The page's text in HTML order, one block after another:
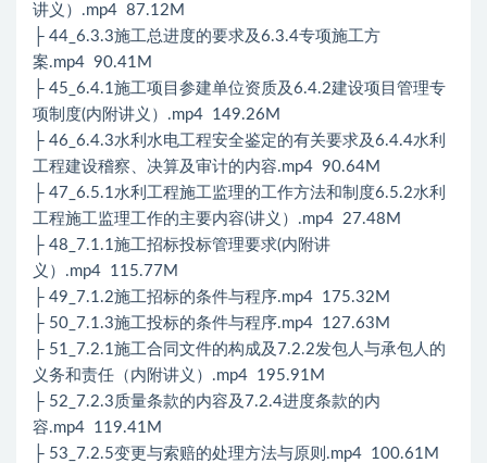
讲义）.mp4 87.12M
├ 44_6.3.3施工总进度的要求及6.3.4专项施工方
案.mp4 90.41M
├ 45_6.4.1施工项目参建单位资质及6.4.2建设项目管理专
项制度(内附讲义）.mp4 149.26M
├ 46_6.4.3水利水电工程安全鉴定的有关要求及6.4.4水利
工程建设稽察、决算及审计的内容.mp4 90.64M
├ 47_6.5.1水利工程施工监理的工作方法和制度6.5.2水利
工程施工监理工作的主要内容(讲义）.mp4 27.48M
├ 48_7.1.1施工招标投标管理要求(内附讲
义）.mp4 115.77M
├ 49_7.1.2施工招标的条件与程序.mp4 175.32M
├ 50_7.1.3施工投标的条件与程序.mp4 127.63M
├ 51_7.2.1施工合同文件的构成及7.2.2发包人与承包人的
义务和责任（内附讲义）.mp4 195.91M
├ 52_7.2.3质量条款的内容及7.2.4进度条款的内
容.mp4 119.41M
├ 53_7.2.5变更与索赔的处理方法与原则.mp4 100.61M